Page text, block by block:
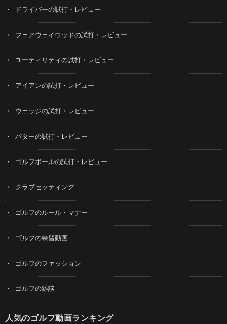
ドライバーの試打・レビュー
フェアウェイウッドの試打・レビュー
ユーティリティの試打・レビュー
アイアンの試打・レビュー
ウェッジの試打・レビュー
パターの試打・レビュー
ゴルフボールの試打・レビュー
クラブセッティング
ゴルフのルール・マナー
ゴルフの練習動画
ゴルフのファッション
ゴルフの雑談
人気のゴルフ動画ランキング